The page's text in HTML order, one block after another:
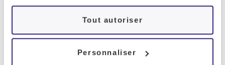
Tout autoriser
Personnaliser
ailleurs, le risque d’accidents est très élevé.